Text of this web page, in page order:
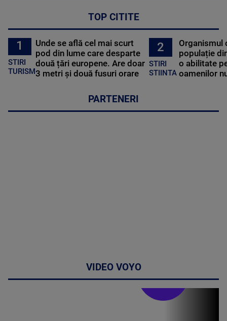
TOP CITITE
1
STIRI
TURISM
Unde se află cel mai scurt
pod din lume care desparte
două țări europene. Are doar
3 metri și două fusuri orare
2
STIRI
STIINTA
Organismul
populație
o abilitate
oamenilor
PARTENERI
VIDEO VOYO